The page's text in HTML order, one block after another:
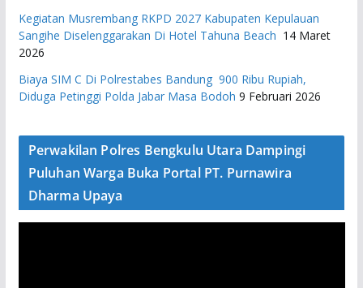
Kegiatan Musrembang RKPD 2027 ​Kabupaten Kepulauan
Sangihe Diselenggarakan Di Hotel Tahuna Beach 14 Maret
2026
Biaya SIM C Di Polrestabes Bandung 900 Ribu Rupiah,
Diduga Petinggi Polda Jabar Masa Bodoh 9 Februari 2026
Perwakilan Polres Bengkulu Utara Dampingi
Puluhan Warga Buka Portal PT. Purnawira
Dharma Upaya